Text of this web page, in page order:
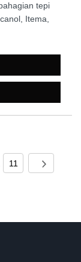
tepi
Itema,
11